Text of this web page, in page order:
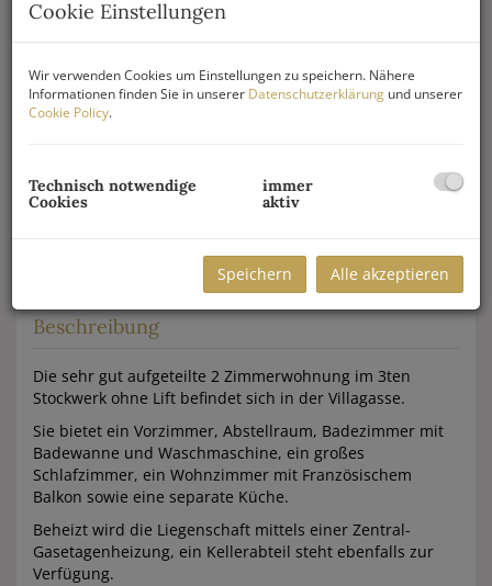
Beschreibung
Die sehr gut aufgeteilte 2 Zimmerwohnung im 3ten
Stockwerk ohne Lift befindet sich in der Villagasse.
Sie bietet ein Vorzimmer, Abstellraum, Badezimmer mit
Badewanne und Waschmaschine, ein großes
Schlafzimmer, ein Wohnzimmer mit Französischem
Balkon sowie eine separate Küche.
Beheizt wird die Liegenschaft mittels einer Zentral-
Gasetagenheizung, ein Kellerabteil steht ebenfalls zur
Verfügung.
Cookie Einstellungen
Wir verwenden Cookies um Einstellungen zu speichern. Nähere
Informationen finden Sie in unserer Datenschutzerklärung und unserer
Cookie Policy.
Technisch notwendige
Cookies
immer
aktiv
Speichern Alle akzeptieren